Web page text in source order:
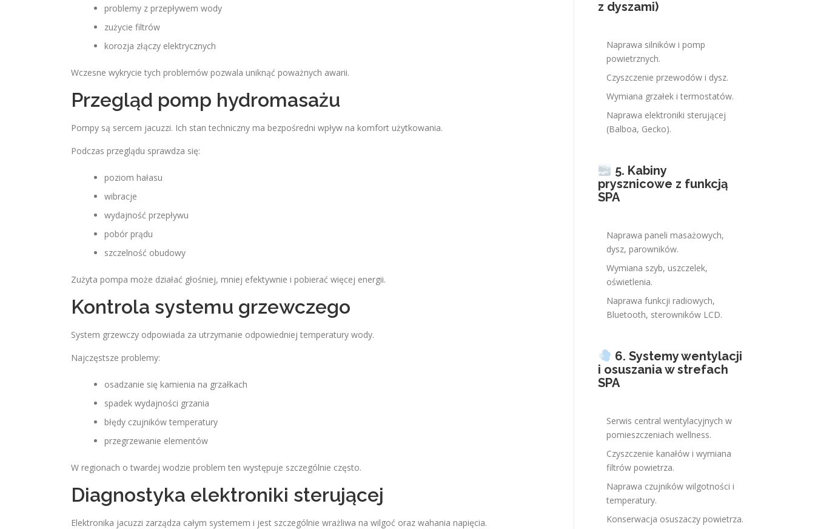
problemy z przepływem wody
zużycie filtrów
korozja złączy elektrycznych
Wczesne wykrycie tych problemów pozwala uniknąć poważnych awarii.
Przegląd pomp hydromasażu
Pompy są sercem jacuzzi. Ich stan techniczny ma bezpośredni wpływ na komfort użytkowania.
Podczas przeglądu sprawdza się:
poziom hałasu
wibracje
wydajność przepływu
pobór prądu
szczelność obudowy
Zużyta pompa może działać głośniej, mniej efektywnie i pobierać więcej energii.
Kontrola systemu grzewczego
System grzewczy odpowiada za utrzymanie odpowiedniej temperatury wody.
Najczęstsze problemy:
osadzanie się kamienia na grzałkach
spadek wydajności grzania
błędy czujników temperatury
przegrzewanie elementów
W regionach o twardej wodzie problem ten występuje szczególnie często.
Diagnostyka elektroniki sterującej
Elektronika jacuzzi zarządza całym systemem i jest szczególnie wrażliwa na wilgoć oraz wahania napięcia.
z dyszami)
Naprawa silników i pomp
powietrznych.
Czyszczenie przewodów i dysz.
Wymiana grzałek i termostatów.
Naprawa elektroniki sterującej
(Balboa, Gecko).
5. Kabiny
prysznicowe z funkcją
SPA
Naprawa paneli masażowych,
dysz, parowników.
Wymiana szyb, uszczelek,
oświetlenia.
Naprawa funkcji radiowych,
Bluetooth, sterowników LCD.
6. Systemy wentylacji
i osuszania w strefach
SPA
Serwis central wentylacyjnych w
pomieszczeniach wellness.
Czyszczenie kanałów i wymiana
filtrów powietrza.
Naprawa czujników wilgotności i
temperatury.
Konserwacja osuszaczy powietrza.